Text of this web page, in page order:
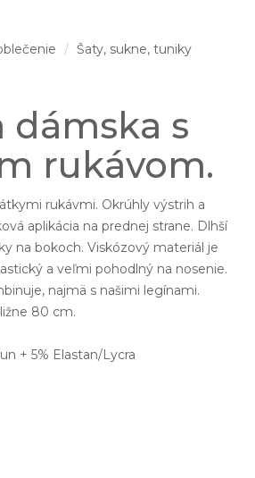
Šaty, sukne, tuniky
dámska s
rukávom.
rukávmi. Okrúhly výstrih a
aplikácia na prednej strane. Dlhší
na bokoch. Viskózový materiál je
a veľmi pohodlný na nosenie.
najmä s našimi legínami.
80 cm.
+ 5% Elastan/Lycra